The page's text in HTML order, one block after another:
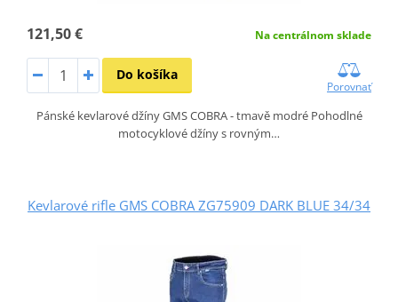
121,50 € Na centrálnom sklade
Do košíka
Porovnať
Pánské kevlarové džíny GMS COBRA - tmavě modré Pohodlné
motocyklové džíny s rovným…
Kevlarové rifle GMS COBRA ZG75909 DARK BLUE 34/34